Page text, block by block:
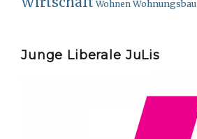
Wohnen Wohnungsbau
Junge Liberale JuLis